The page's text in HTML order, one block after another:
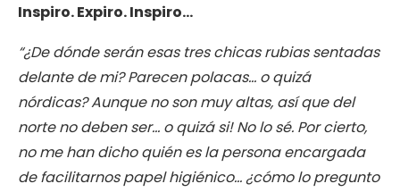
Inspiro. Expiro. Inspiro…
“¿De dónde serán esas tres chicas rubias sentadas
delante de mi? Parecen polacas… o quizá
nórdicas? Aunque no son muy altas, así que del
norte no deben ser… o quizá si! No lo sé. Por cierto,
no me han dicho quién es la persona encargada
de facilitarnos papel higiénico… ¿cómo lo pregunto